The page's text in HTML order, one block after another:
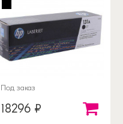
Под заказ
18296 ₽